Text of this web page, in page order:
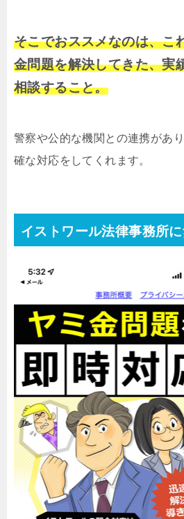
そこでおススメなのは、こ
金問題を解決してきた、実
相談すること。
警察や公的な機関との連携があ
確な対応をしてくれます。
イストワール法律事務所